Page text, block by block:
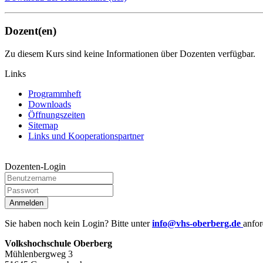
Dozent(en)
Zu diesem Kurs sind keine Informationen über Dozenten verfügbar.
Links
Programmheft
Downloads
Öffnungszeiten
Sitemap
Links und Kooperationspartner
Dozenten-Login
Anmelden
Sie haben noch kein Login? Bitte unterinfo@vhs-oberberg.de
Volkshochschule Oberberg
Mühlenbergweg 3